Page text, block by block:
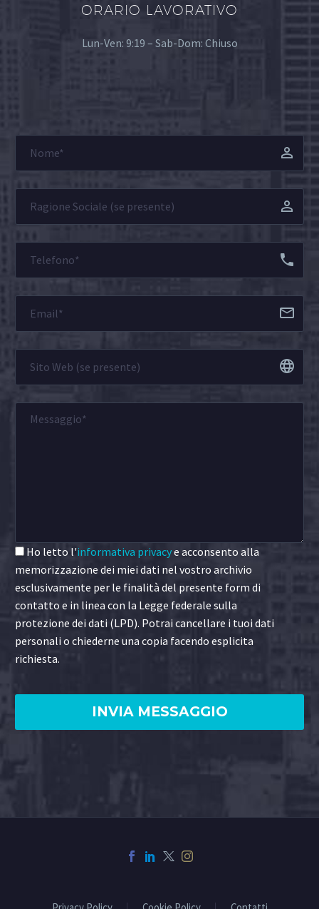
ORARIO LAVORATIVO
Lun-Ven: 9:19 – Sab-Dom: Chiuso
Ho letto l'informativa privacye acconsento alla
memorizzazione dei miei dati nel vostro archivio
esclusivamente per le finalità del presente form di
contatto e in linea con la Legge federale sulla
protezione dei dati (LPD). Potrai cancellare i tuoi dati
personali o chiederne una copia facendo esplicita
richiesta.